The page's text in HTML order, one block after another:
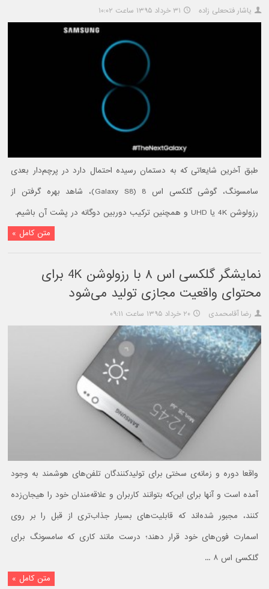
یاشار فتحعلی زاده ۳۱ خرداد ۱۳۹۵ ساعت ۱۰:۰۲
طبق آخرین شایعاتی که به دستمان رسیده احتمال دارد در پرچم‌دار بعدی
سامسونگ، گوشی گلکسی اس 8 (Galaxy S8)، شاهد بهره گرفتن از
رزولوشن 4K یا UHD و همچنین ترکیب دوربین دوگانه در پشت آن باشیم.
متن کامل »
نمایشگر گلکسی اس ۸ با رزولوشن 4K برای
محتوای واقعیت‌ مجازی تولید می‌شود
رضا آقامحمدی ۲۰ خرداد ۱۳۹۵ ساعت ۰۹:۱۱
واقعا دوره و زمانه‌ی سختی برای تولیدکنندگان تلفن‌های هوشمند به وجود
آمده است و آنها برای این‌که بتوانند کاربران و علاقه‌مندان خود را هیجان‌زده
کنند، مجبور شده‌اند که قابلیت‌های بسیار جذاب‌تری از قبل را بر روی
اسمارت فون‌های خود قرار دهند؛ درست مانند کاری که سامسونگ برای
گلکسی اس ۸ ...
متن کامل »